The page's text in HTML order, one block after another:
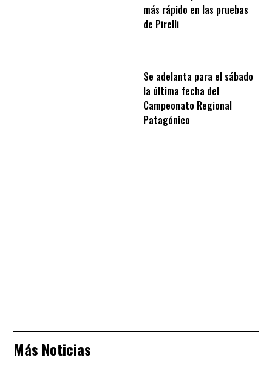
más rápido en las pruebas
de Pirelli
Se adelanta para el sábado
la última fecha del
Campeonato Regional
Patagónico
Más Noticias